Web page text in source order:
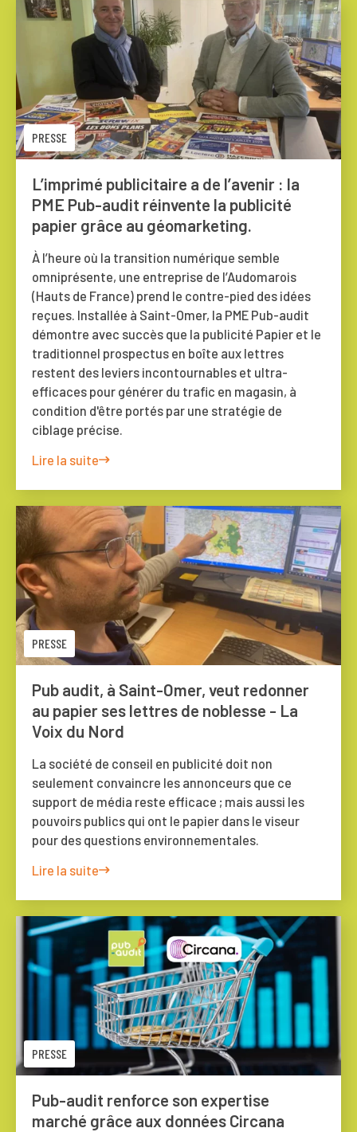
PRESSE
L’imprimé publicitaire a de l’avenir : la
PME Pub-audit réinvente la publicité
papier grâce au géomarketing.
À l’heure où la transition numérique semble
omniprésente, une entreprise de l’Audomarois
(Hauts de France) prend le contre-pied des idées
reçues. Installée à Saint-Omer, la PME Pub-audit
démontre avec succès que la publicité Papier et le
traditionnel prospectus en boîte aux lettres
restent des leviers incontournables et ultra-
efficaces pour générer du trafic en magasin, à
condition d'être portés par une stratégie de
ciblage précise.
Lire la suite
PRESSE
Pub audit, à Saint-Omer, veut redonner
au papier ses lettres de noblesse - La
Voix du Nord
La société de conseil en publicité doit non
seulement convaincre les annonceurs que ce
support de média reste efficace ; mais aussi les
pouvoirs publics qui ont le papier dans le viseur
pour des questions environnementales.
Lire la suite
PRESSE
Pub-audit renforce son expertise
marché grâce aux données Circana